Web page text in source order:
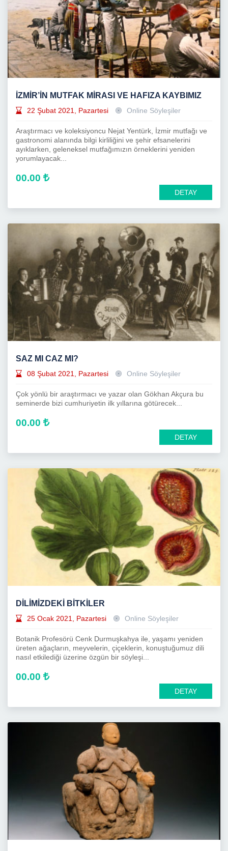
İZMİR’İN MUTFAK MİRASI VE HAFIZA KAYBIMIZ
22 Şubat 2021, Pazartesi Online Söyleşiler
Araştırmacı ve koleksiyoncu Nejat Yentürk, İzmir mutfağı ve
gastronomi alanında bilgi kirliliğini ve şehir efsanelerini
ayıklarken, geleneksel mutfağımızın örneklerini yeniden
yorumlayacak...
00.00
DETAY
SAZ MI CAZ MI?
08 Şubat 2021, Pazartesi Online Söyleşiler
Çok yönlü bir araştırmacı ve yazar olan Gökhan Akçura bu
seminerde bizi cumhuriyetin ilk yıllarına götürecek...
00.00
DETAY
DİLİMİZDEKİ BİTKİLER
25 Ocak 2021, Pazartesi Online Söyleşiler
Botanik Profesörü Cenk Durmuşkahya ile, yaşamı yeniden
üreten ağaçların, meyvelerin, çiçeklerin, konuştuğumuz dili
nasıl etkilediği üzerine özgün bir söyleşi...
00.00
DETAY